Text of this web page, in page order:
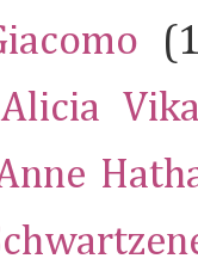
Alicia